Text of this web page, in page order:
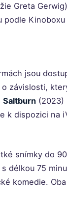
Greta
podle
jsou
o závislosti,
Saltburn (2023)
k dispozici na
snímky do
s délkou 75
komedie.